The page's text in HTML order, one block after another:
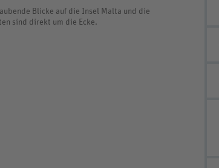
Blicke auf die Insel Malta und die
sind direkt um die Ecke.